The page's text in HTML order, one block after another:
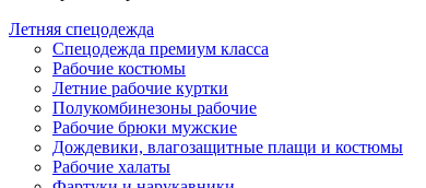
Летняя спецодежда
Спецодежда премиум класса
Рабочие костюмы
Летние рабочие куртки
Полукомбинезоны рабочие
Рабочие брюки мужские
Дождевики, влагозащитные плащи и костюмы
Рабочие халаты